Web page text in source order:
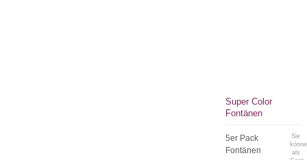
Super Color
Fontänen
5er Pack
Fontänen
Sie
als